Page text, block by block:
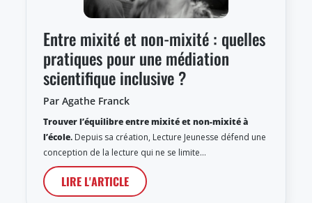
Entre mixité et non-mixité : quelles
pratiques pour une médiation
scientifique inclusive ?
Par Agathe Franck
Trouver l’équilibre entre mixité et non-mixité à
l’école. Depuis sa création, Lecture Jeunesse défend une
conception de la lecture qui ne se limite…
LIRE L'ARTICLE